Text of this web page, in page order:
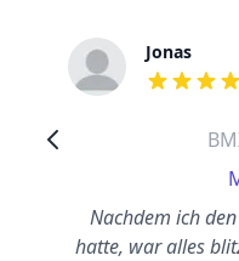
Jonas
out of 5
Nachdem ich
hatte, war alles